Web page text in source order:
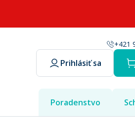
+421
Prihlásiť sa
Poradenstvo